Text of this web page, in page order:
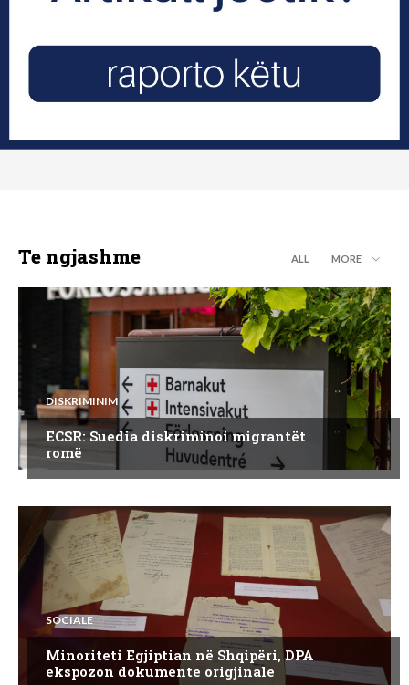
Te ngjashme ALL MORE
DISKRIMINIM
ECSR: Suedia diskriminoi migrantët
romë
SOCIALE
Minoriteti Egjiptian në Shqipëri, DPA
ekspozon dokumente origjinale